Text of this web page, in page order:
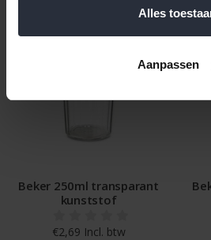
Alles
Aanpassen
Beker 250ml transparant
kunststof
€2,69 Incl. btw